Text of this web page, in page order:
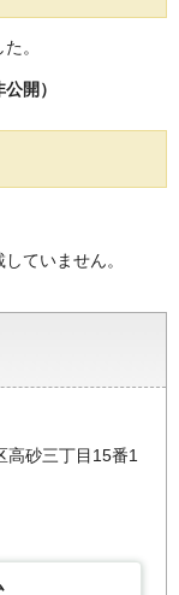
。
開）
ていません。
砂三丁目15番1